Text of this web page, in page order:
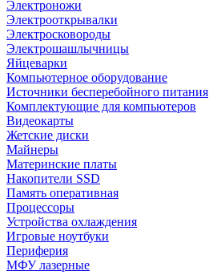
Электроножи
Электрооткрывалки
Электросковороды
Электрошашлычницы
Яйцеварки
Компьютерное оборудование
Источники бесперебойного питания
Комплектующие для компьютеров
Видеокарты
Жетские диски
Майнеры
Материнские платы
Накопители SSD
Память оперативная
Процессоры
Устройства охлаждения
Игровые ноутбуки
Периферия
МФУ лазерные